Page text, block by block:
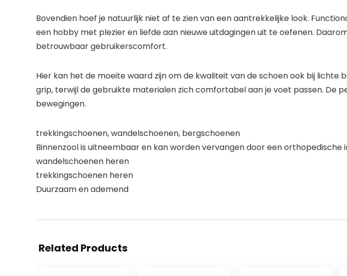
Bovendien hoef je natuurlijk niet af te zien van een aantrekkelijke look.
een hobby met plezier en liefde aan nieuwe uitdagingen uit te oefenen.
betrouwbaar gebruikerscomfort.
Hier kan het de moeite waard zijn om de kwaliteit van de schoen ook bij
grip, terwijl de gebruikte materialen zich comfortabel aan je voet passen. De
bewegingen.
trekkingschoenen, wandelschoenen, bergschoenen
Binnenzool is uitneembaar en kan worden vervangen door een orthopedische
wandelschoenen heren
trekkingschoenen heren
Duurzaam en ademend
Related Products